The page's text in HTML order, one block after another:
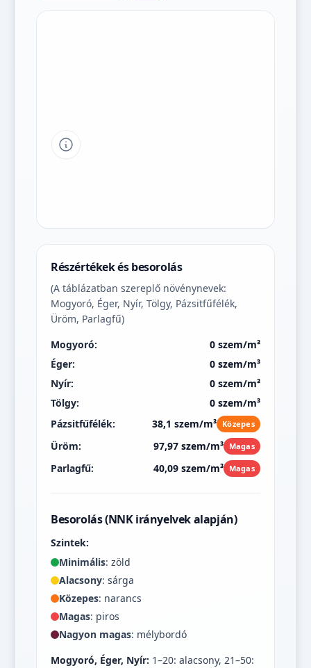
Tipp a grafikon jelmagyarázatához
Részértékek és besorolás
(A táblázatban szereplő növénynevek:
Mogyoró, Éger, Nyír, Tölgy, Pázsitfűfélék,
Üröm, Parlagfű)
Mogyoró:
0 szem/m³
Éger:
0 szem/m³
Nyír:
0 szem/m³
Tölgy:
0 szem/m³
Pázsitfűfélék:
38,1 szem/m³ Közepes
Üröm: 97,97 szem/m³ Magas
Parlagfű: 40,09 szem/m³ Magas
Besorolás (NNK irányelvek alapján)
Szintek:
Minimális: zöld
Alacsony: sárga
Közepes: narancs
Magas: piros
Nagyon magas: mélybordó
Mogyoró, Éger, Nyír: 1–20: alacsony, 21–50: